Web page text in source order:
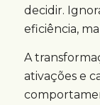
decidir.
eficiência,
A
ativações e